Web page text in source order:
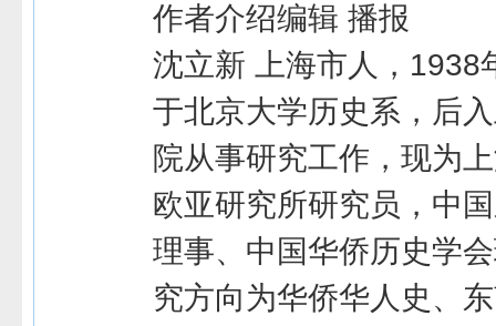
作者介绍编辑 播报
沈立新 上海市人，1938
于北京大学历史系，后
院从事研究工作，现为
欧亚研究所研究员，中
理事、中国华侨历史学
究方向为华侨华人史、